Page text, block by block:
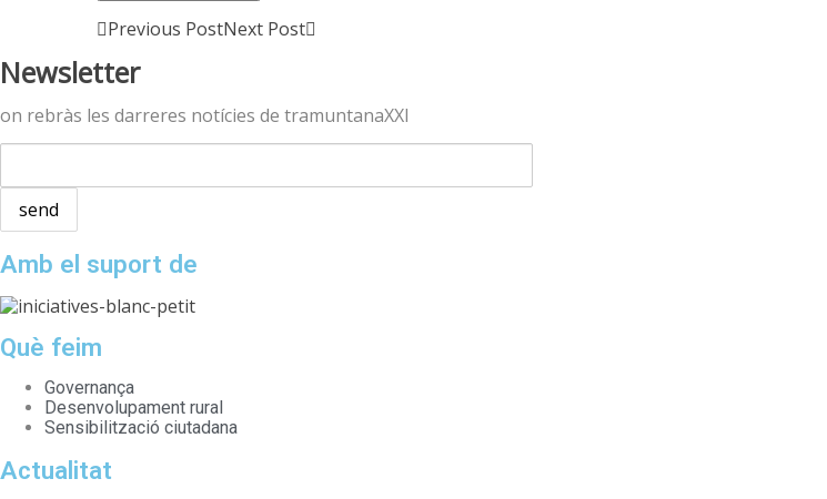
Previous PostNext Post
Newsletter
on rebràs les darreres notícies de tramuntanaXXI
Amb el suport de
Què feim
Governança
Desenvolupament rural
Sensibilització ciutadana
Actualitat